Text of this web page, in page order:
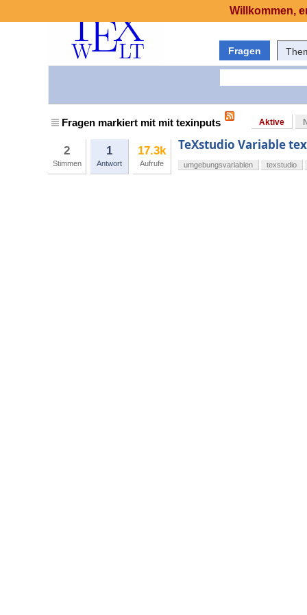
Fragen
Fragen markiert mit mit texinputs Aktive
2
Stimmen
1
Antwort
17.3k
Aufrufe
TeXstudio Variable
umgebungsvariablen texstudio
Willkommen,